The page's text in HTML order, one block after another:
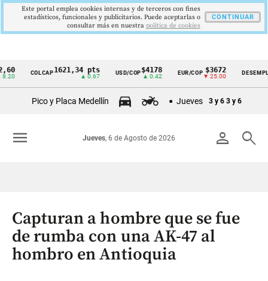
Cintillo
Colombia
COLCAP1621,34 pts
▲ 0.67
USD/COP $4178
▲ 0.42
EUR/COP $3672
▼ 25.00
DESEMPLEO
▼
Pico y Placa Medellín Jueves 3 y 6 3 y 6
person search
Jueves, 6 de Agosto de 2026
menu
Capturan a hombre que se fue
de rumba con una AK-47 al
hombro en Antioquia
Este portal emplea cookies internas y de terceros con fines
estadísticos, funcionales y publicitarios. Puede aceptarlas o
consultar más en nuestra politica de cookies
CONTINUAR